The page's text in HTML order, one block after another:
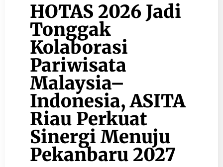
HOTAS 2026 Jadi
Tonggak
Kolaborasi
Pariwisata
Malaysia–
Indonesia, ASITA
Riau Perkuat
Sinergi Menuju
Pekanbaru 2027